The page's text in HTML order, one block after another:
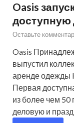
Oasis
доступную
Оставьте
Oasis
выпустил
аренде одежды
Первая
из более чем
деловую и